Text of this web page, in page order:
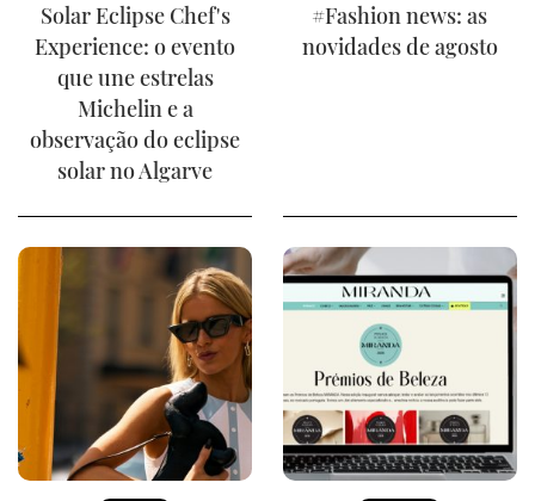
Solar Eclipse Chef's
Experience: o evento
que une estrelas
Michelin e a
observação do eclipse
solar no Algarve
#Fashion news: as
novidades de agosto